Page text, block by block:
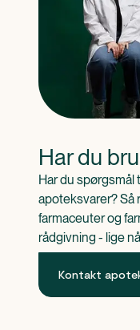
Har du
Har du spørgsmål
apoteksvarer? Så
farmaceuter og
rådgivning - lige
Kontakt